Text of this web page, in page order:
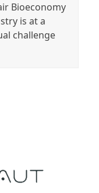
Bioeconomy
is at a
challenge